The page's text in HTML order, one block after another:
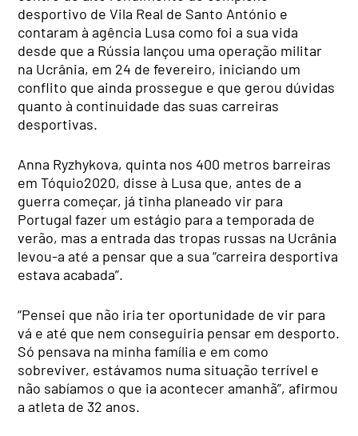
desportivo de Vila Real de Santo António e
contaram à agência Lusa como foi a sua vida
desde que a Rússia lançou uma operação militar
na Ucrânia, em 24 de fevereiro, iniciando um
conflito que ainda prossegue e que gerou dúvidas
quanto à continuidade das suas carreiras
desportivas.
Anna Ryzhykova, quinta nos 400 metros barreiras
em Tóquio2020, disse à Lusa que, antes de a
guerra começar, já tinha planeado vir para
Portugal fazer um estágio para a temporada de
verão, mas a entrada das tropas russas na Ucrânia
levou-a até a pensar que a sua “carreira desportiva
estava acabada”.
“Pensei que não iria ter oportunidade de vir para
vá e até que nem conseguiria pensar em desporto.
Só pensava na minha família e em como
sobreviver, estávamos numa situação terrível e
não sabíamos o que ia acontecer amanhã”, afirmou
a atleta de 32 anos.